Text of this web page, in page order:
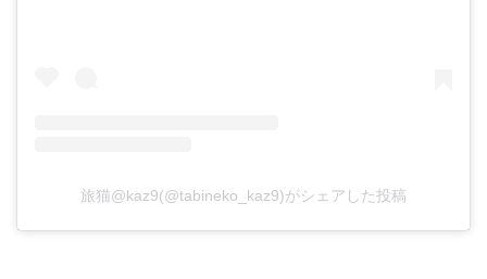
旅猫@kaz9(@tabineko_kaz9)がシェアした投稿